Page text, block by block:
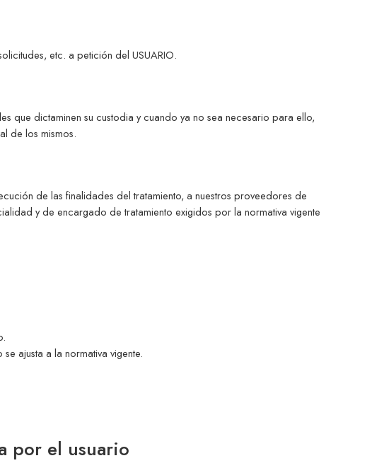
etc. a petición del USUARIO.
que dictaminen su custodia y cuando ya no sea necesario para ello,
de los mismos.
de las finalidades del tratamiento, a nuestros proveedores de
y de encargado de tratamiento exigidos por la normativa vigente
ajusta a la normativa vigente.
por el usuario